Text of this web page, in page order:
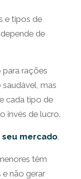
e tipos de
de
para rações
mas
cada tipo de
invés de lucro.
mercado.
têm
e não gerar